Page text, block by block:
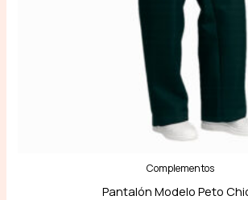
Complementos
Pantalón Modelo Peto